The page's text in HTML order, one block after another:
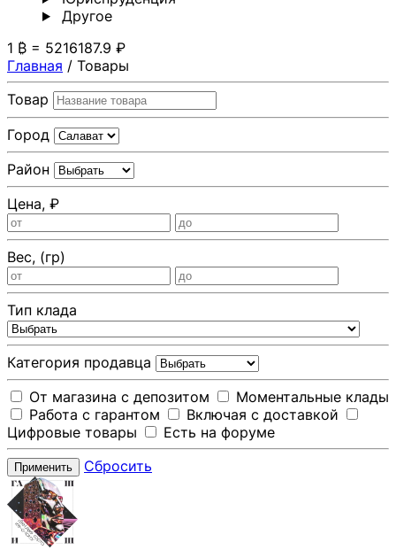
Другoе
1 ₿ = 5216187.9 ₽
Главная / Товары
Товар
Город
Район
Цена, ₽
Вес, (гр)
Тип клада
Категория продавца
От магазина с депозитом
Моментальные клады
Работа с гарантом
Включая с доставкой
Цифровые товары
Есть на форуме
Применить Сбросить